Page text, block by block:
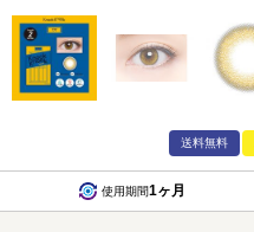
送料無料
使用期間1ヶ月